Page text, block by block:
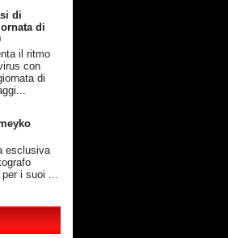
di
di
il ritmo
con
di
esclusiva
i suoi ...